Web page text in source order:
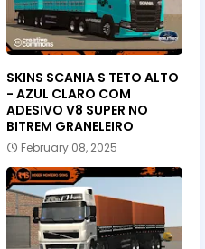
SKINS SCANIA S TETO ALTO
- AZUL CLARO COM
ADESIVO V8 SUPER NO
BITREM GRANELEIRO
February 08, 2025